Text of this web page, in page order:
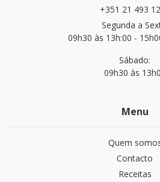
+351 21 493
Segunda a
09h30 às 13h:00 -
Sábado:
09h30 às
Menu
Quem
Contacto
Receitas